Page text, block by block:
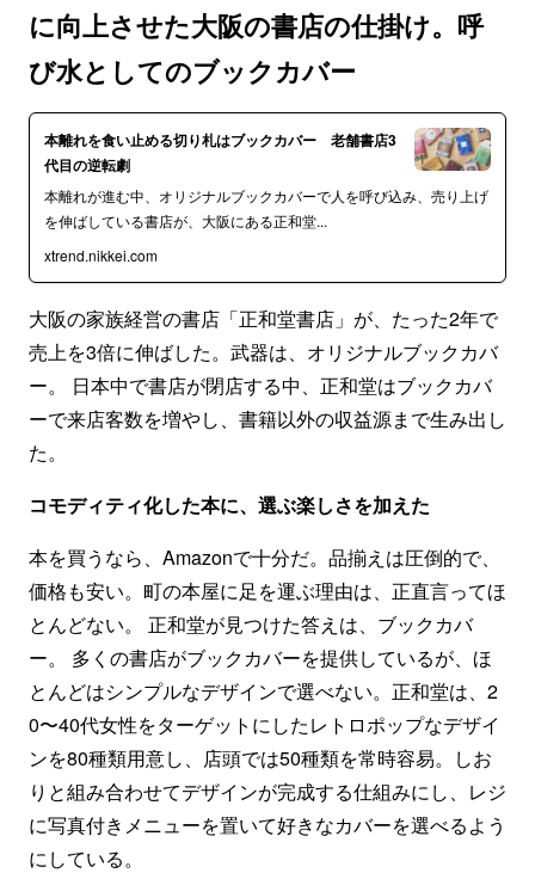
に向上させた大阪の書店の仕掛け。呼
び水としてのブックカバー
本離れを食い止める切り札はブックカバー 老舗書店3
代目の逆転劇
本離れが進む中、オリジナルブックカバーで人を呼び込み、売り上げ
を伸ばしている書店が、大阪にある正和堂...
xtrend.nikkei.com
大阪の家族経営の書店「正和堂書店」が、たった2年で
売上を3倍に伸ばした。武器は、オリジナルブックカバ
ー。 日本中で書店が閉店する中、正和堂はブックカバ
ーで来店客数を増やし、書籍以外の収益源まで生み出し
た。
コモディティ化した本に、選ぶ楽しさを加えた
本を買うなら、Amazonで十分だ。品揃えは圧倒的で、
価格も安い。町の本屋に足を運ぶ理由は、正直言ってほ
とんどない。 正和堂が見つけた答えは、ブックカバ
ー。 多くの書店がブックカバーを提供しているが、ほ
とんどはシンプルなデザインで選べない。正和堂は、2
0〜40代女性をターゲットにしたレトロポップなデザイ
ンを80種類用意し、店頭では50種類を常時容易。しお
りと組み合わせてデザインが完成する仕組みにし、レジ
に写真付きメニューを置いて好きなカバーを選べるよう
にしている。